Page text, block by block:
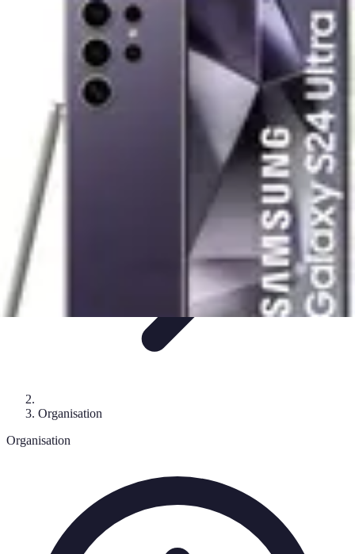
Astuces Pour Tous
OrganisationVie Quotidienne Technologie Animaux &
Astuces Pour Tous
Organisation
Organisation